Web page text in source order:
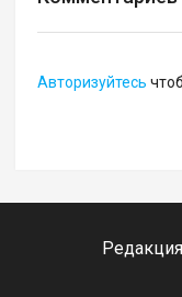
Авторизуйтесь
Редакция